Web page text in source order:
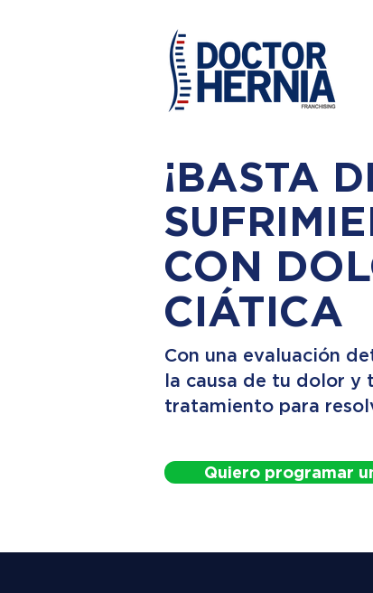
¡BASTA
CON
CIÁTICA
Con una evaluación
la causa de tu dolor y
tratamiento para
Quiero programar